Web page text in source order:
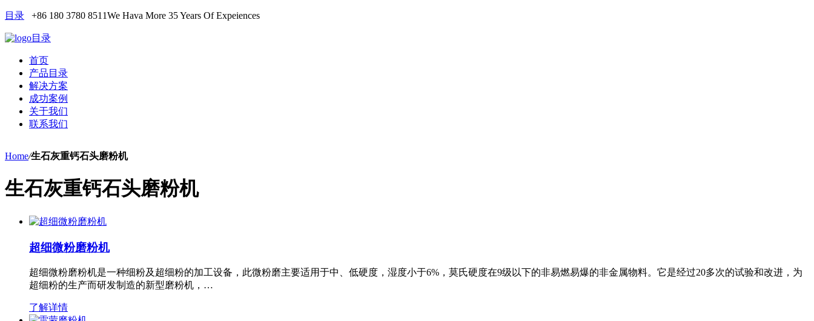
目录 +86 180 3780 8511We Hava More 35 Years Of Expeiences
目录
首页
产品目录
解决方案
成功案例
关于我们
联系我们
Home/生石灰重钙石头磨粉机
生石灰重钙石头磨粉机
超细微粉磨粉机
超细微粉磨粉机是一种细粉及超细粉的加工设备，此微粉磨主要适用于中、低硬度，湿度小于6%，莫氏硬度在9级以下的非易燃易爆的非金属物料。它是经过20多次的试验和改进，为
超细粉的生产而研发制造的新型磨粉机，…
了解详情